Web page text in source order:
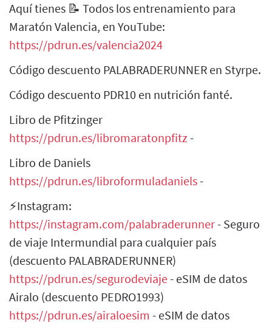
Aquí tienes 📝 Todos los entrenamiento para
Maratón Valencia, en YouTube:
https://pdrun.es/valencia2024
Código descuento PALABRADERUNNER en Styrpe.
Código descuento PDR10 en nutrición fanté.
Libro de Pfitzinger
https://pdrun.es/libromaratonpfitz -
Libro de Daniels
https://pdrun.es/libroformuladaniels-
⚡Instagram:
https://instagram.com/palabraderunner- Seguro
de viaje Intermundial para cualquier país
(descuento PALABRADERUNNER)
https://pdrun.es/segurodeviaje- eSIM de datos
Airalo (descuento PEDRO1993)
https://pdrun.es/airaloesim - eSIM de datos